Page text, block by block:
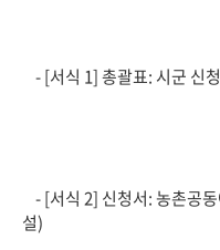
- [서식 1] 총괄표: 시군 신
- [서식 2] 신청서: 농촌공
설)